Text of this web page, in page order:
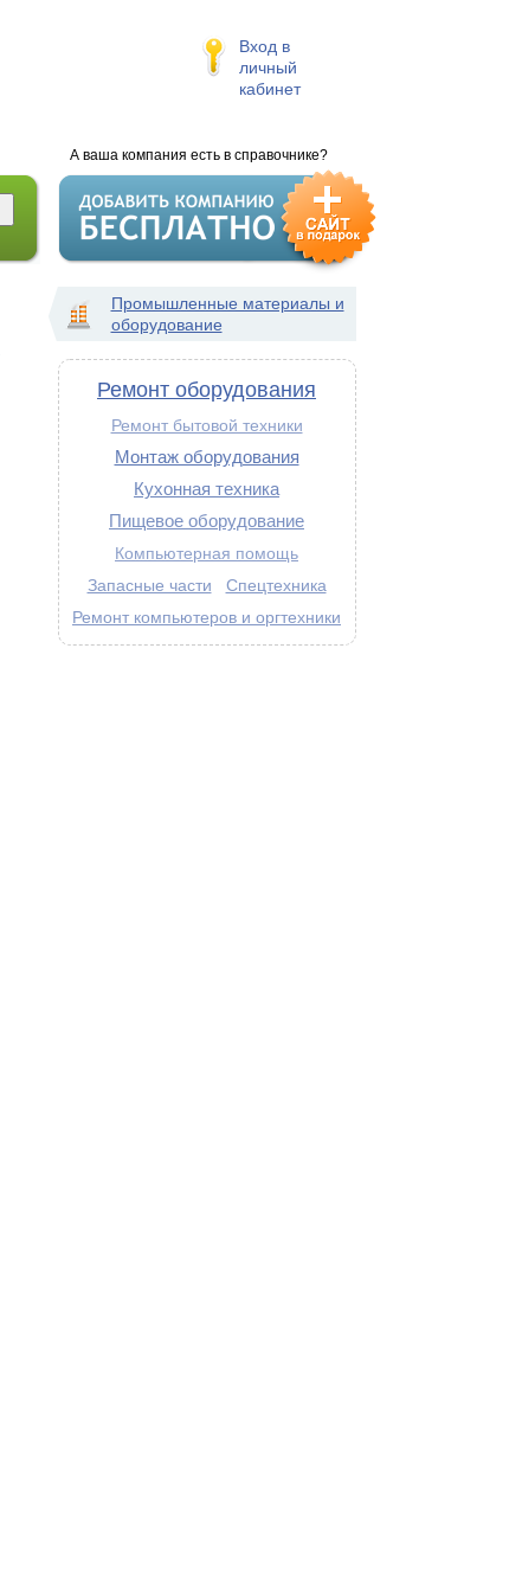
Вход в
личный
кабинет
А ваша компания есть в справочнике?
Промышленные материалы и
оборудование
Ремонт оборудования
Ремонт бытовой техники
Монтаж оборудования
Кухонная техника
Пищевое оборудование
Компьютерная помощь
Запасные части
Спецтехника
Ремонт компьютеров и оргтехники